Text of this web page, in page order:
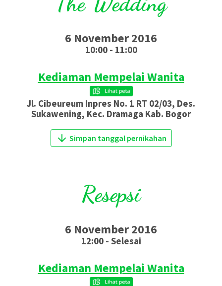
6 November 2016
10:00 - 11:00
Kediaman Mempelai Wanita
Jl. Cibeureum Inpres No. 1 RT 02/03, Des.
Sukawening, Kec. Dramaga Kab. Bogor
Simpan tanggal pernikahan
Resepsi
6 November 2016
12:00 - Selesai
Kediaman Mempelai Wanita